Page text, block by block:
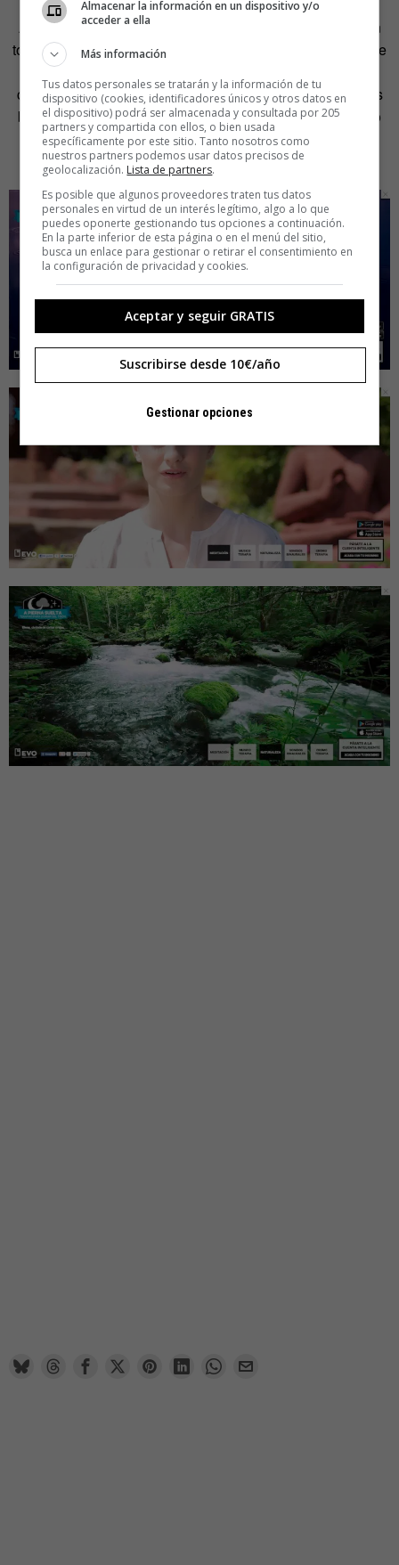
Así, a partir de las 12 de la noche,
se convierte en
todo un centro de relajación. Con diferentes técnicas que te
ayudarán a conciliar el sueño. Desde meditación, hasta
cromoterapia, pasando por algo tan raro como los sonidos
binaurales. Una pequeña ayuda para llegar a ese Dorado
llamado 8 horas de sueño y así evitarte algún que otro
desastre.
Almacenar la información en un dispositivo y/o
acceder a ella
Más información
Tus datos personales se tratarán y la información de tu
dispositivo (cookies, identificadores únicos y otros datos en
el dispositivo) podrá ser almacenada y consultada por 205
partners y compartida con ellos, o bien usada
específicamente por este sitio. Tanto nosotros como
nuestros partners podemos usar datos precisos de
geolocalización. Lista de partners.
Es posible que algunos proveedores traten tus datos
personales en virtud de un interés legítimo, algo a lo que
puedes oponerte gestionando tus opciones a continuación.
En la parte inferior de esta página o en el menú del sitio,
busca un enlace para gestionar o retirar el consentimiento en
la configuración de privacidad y cookies.
Aceptar y seguir GRATIS
Suscribirse desde 10€/año
Gestionar opciones